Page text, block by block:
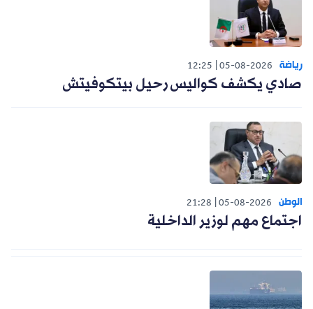
رياضة 05-08-2026
12:25
صادي يكشف كواليس رحيل بيتكوفيتش
الوطن 05-08-2026
21:28
اجتماع مهم لوزير الداخلية